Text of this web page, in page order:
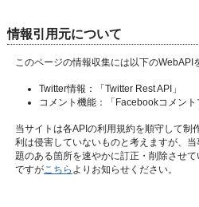
情報引用元について
このページの情報収集には以下のWebAPI
Twitter情報：
「Twitter Rest API」
コメント機能：
「Facebookコメント
当サイトは各APIの利用規約を順守して制
利は侵害していないものと考えますが、
題のある箇所を速やかに訂正・削除させ
ですがこちら よりお知らせください。